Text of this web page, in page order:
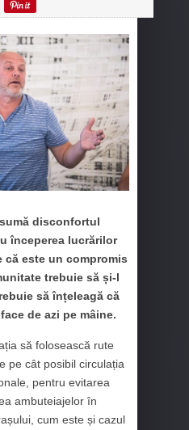
disconfortul
începerea lucrărilor
că este un compromis
trebuie să și-l
să înțeleagă că
de azi pe mâine.
să folosească rute
pe cât posibil circulația
pentru evitarea
ambuteiajelor în
cum este și cazul